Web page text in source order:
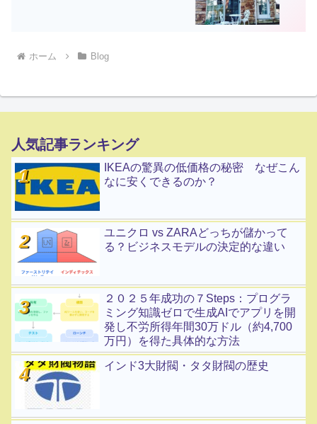
ホーム Blog
人気記事ランキング
IKEAの驚異の低価格の秘密 なぜこん
なに安くできるのか？
ユニクロ vs ZARAどっちが儲かって
る？ビジネスモデルの決定的な違い
２０２５年成功の７Steps：プログラ
ミング知識ゼロで生成AIでアプリを開
発し不労所得年間30万ドル（約4,700
万円）を得た具体的な方法
インド3大財閥・タタ財閥の歴史